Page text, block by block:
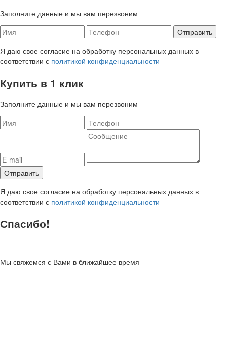
Заполните данные и мы вам перезвоним
Я даю свое согласие на обработку персональных данных в
соответствии с политикой конфиденциальности
Купить в 1 клик
Заполните данные и мы вам перезвоним
Я даю свое согласие на обработку персональных данных в
соответствии с политикой конфиденциальности
Спасибо!
Мы свяжемся с Вами в ближайшее время